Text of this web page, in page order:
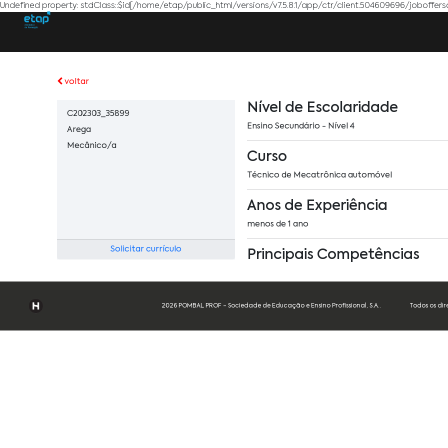
Undefined property: stdClass::$id[/home/etap/public_html/versions/v7.5.8.1/app/ctr/client.504609696/
voltar
C202303_35899
Arega
Mecânico/a
Solicitar currículo
Nível de Escolaridade
Ensino Secundário - Nível 4
Curso
Técnico de Mecatrônica automóvel
Anos de Experiência
menos de 1 ano
Principais Competências
2026 POMBAL PROF - Sociedade de Educação e Ensino Profissional, S.A.. Todos os